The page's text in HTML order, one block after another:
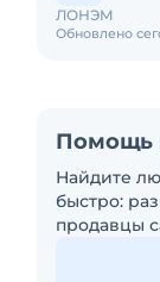
Обновлено
ЛОНЭМ
Помощь
Найдите
быстро:
продавцы